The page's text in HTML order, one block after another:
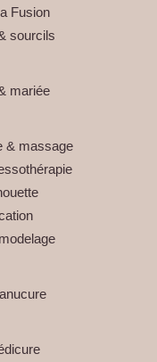
Fusion
sourcils
mariée
& massage